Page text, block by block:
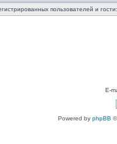
пользователей и
E-
Powered by phpBB